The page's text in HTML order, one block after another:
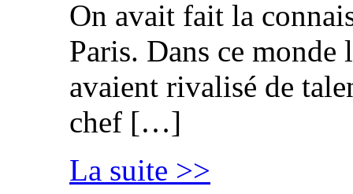
On avait fait la
Paris. Dans ce
avaient rivalisé de
chef […]
La suite >>